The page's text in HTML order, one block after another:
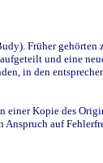
Früher
und eine
in den
Kopie des
auf